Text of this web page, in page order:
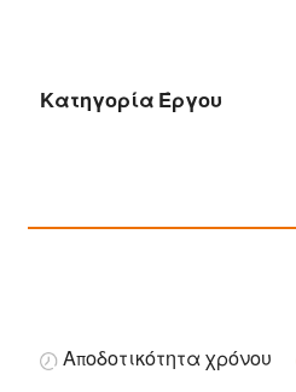
Κατηγορία Έργου
Αποδοτικότητα χρόνου